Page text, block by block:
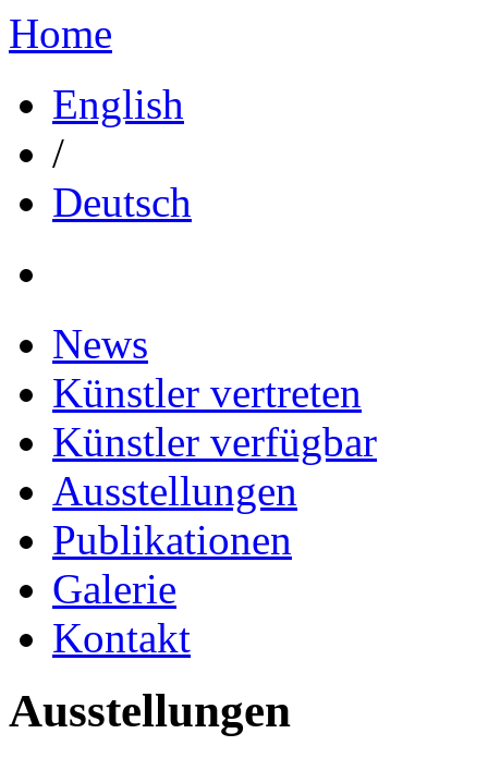
Home
English
/
Deutsch
News
Künstler vertreten
Künstler verfügbar
Ausstellungen
Publikationen
Galerie
Kontakt
Ausstellungen